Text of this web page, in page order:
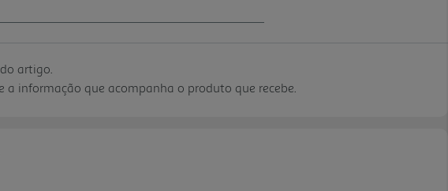
artigo.
informação que acompanha o produto que recebe.